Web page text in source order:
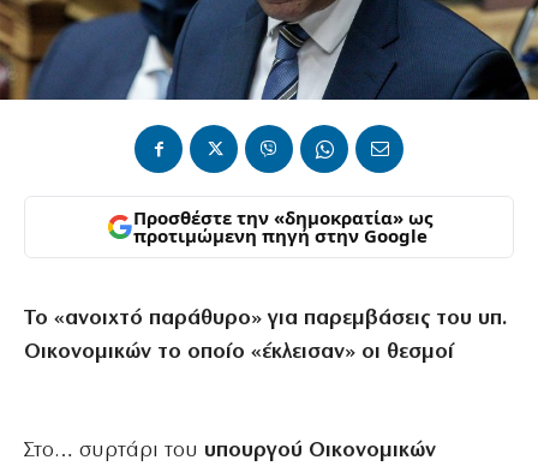
Προσθέστε την «δημοκρατία» ως
προτιμώμενη πηγή στην Google
Το «ανοιχτό παράθυρο» για παρεμβάσεις του υπ.
Οικονομικών το οποίο «έκλεισαν» οι θεσμοί
Στο… συρτάρι του υπουργού Οικονομικών